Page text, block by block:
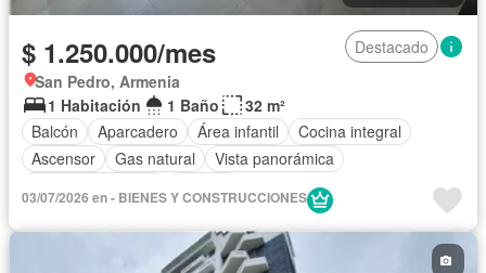
$ 1.250.000/mes
Destacado
San Pedro, Armenia
1 Habitación
1 Baño
32 m²
Balcón
Aparcadero Área infantil
Cocina integral
Ascensor
Gas natural
Vista panorámica
03/07/2026 en - BIENES Y CONSTRUCCIONES